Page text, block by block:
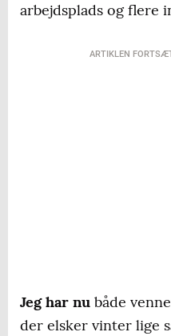
arbejdsplads og flere
ARTIKLEN
Jeg har nu både
der elsker vinter lige